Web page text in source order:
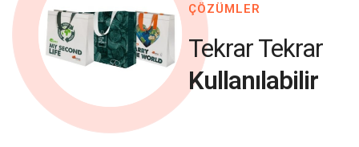
ÇÖZÜMLER
Tekrar Tekrar
Kullanılabilir